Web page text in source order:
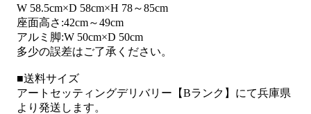
W 58.5cm×D 58cm×H 78～85cm
座面高さ:42cm～49cm
アルミ脚:W 50cm×D 50cm
多少の誤差はご了承ください。
■送料サイズ
アートセッティングデリバリー【Bランク】にて兵庫県
より発送します。